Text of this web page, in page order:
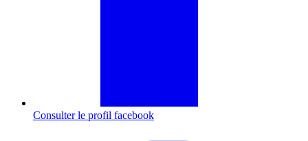
Consulter le profil facebook